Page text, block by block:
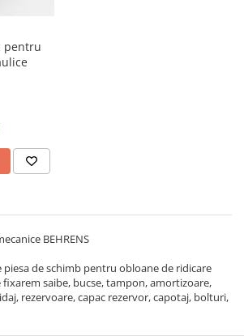
electrice
pentru
BEHRENS
de schimb pentru obloane de ridicare
fixarem saibe, bucse, tampon, amortizoare,
rezervoare, capac rezervor, capotaj, bolturi,